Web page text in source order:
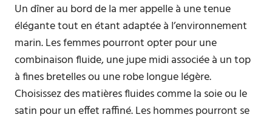
Un dîner au bord de la mer appelle à une tenue
élégante tout en étant adaptée à l’environnement
marin. Les femmes pourront opter pour une
combinaison fluide, une jupe midi associée à un top
à fines bretelles ou une robe longue légère.
Choisissez des matières fluides comme la soie ou le
satin pour un effet raffiné. Les hommes pourront se